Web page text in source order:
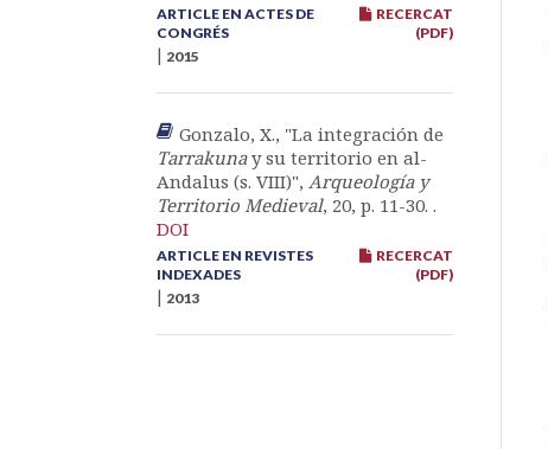
RECERCAT
(PDF)
ARTICLE EN ACTES DE
CONGRÉS
| 2015
Gonzalo, X., "La integración de
Tarrakunay su territorio en al-
Andalus (s. VIII)", Arqueología y
Territorio Medieval, 20, p. 11-30. .
DOI
RECERCAT
(PDF)
ARTICLE EN REVISTES
INDEXADES
| 2013